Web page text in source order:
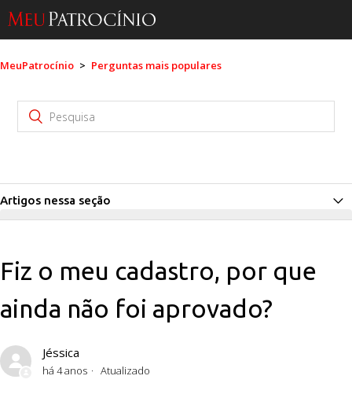
MeuPatrocínio Perguntas mais populares
Artigos nessa seção
Não recebi nenhum e-mail de confirmação. Como faço?
Paguei a Aprovação Expressa, quando vou entrar?
Meu perfil está em “Modo de Edição”, o que devo fazer?
Fiz o meu cadastro, por que
ainda não foi aprovado?
Jéssica
há 4 anos Atualizado